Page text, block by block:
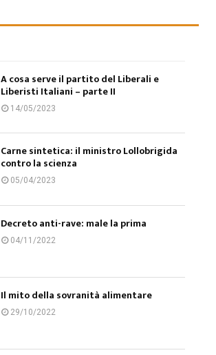
A cosa serve il partito del Liberali e
Liberisti Italiani – parte II
14/05/2023
Carne sintetica: il ministro Lollobrigida
contro la scienza
05/04/2023
Decreto anti-rave: male la prima
04/11/2022
Il mito della sovranità alimentare
29/10/2022